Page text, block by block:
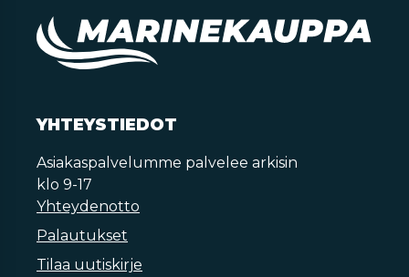
YHTEYSTIEDOT
Asiakaspalvelumme palvelee arkisin
klo 9-17
Yhteydenotto
Palautukset
Tilaa uutiskirje